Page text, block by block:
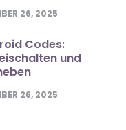
26, 2025
Codes:
und
26, 2025